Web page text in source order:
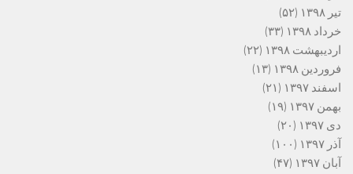
تیر ۱۳۹۸
(۵۲)
خرداد ۱۳۹۸
(۳۳)
اردیبهشت ۱۳۹۸
(۲۲)
فروردین ۱۳۹۸
(۱۳)
اسفند ۱۳۹۷
(۲۱)
بهمن ۱۳۹۷
(۱۹)
دی ۱۳۹۷
(۲۰)
آذر ۱۳۹۷
(۱۰۰)
آبان ۱۳۹۷
(۴۷)